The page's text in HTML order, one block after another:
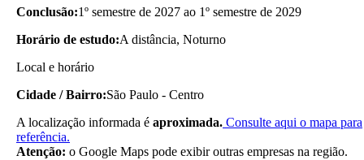
Conclusão:1º semestre de 2027 ao 1º semestre de 2029
Horário de estudo:A distância, Noturno
Local e horário
Cidade / Bairro:São Paulo - Centro
A localização informada é aproximada. Consulte aqui o mapa para
referência.
Atenção: o Google Maps pode exibir outras empresas na região.